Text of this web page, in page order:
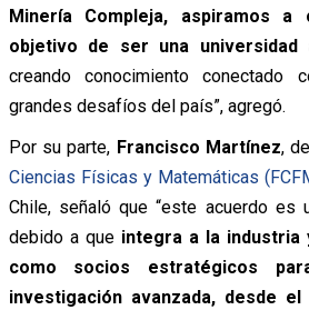
Minería Compleja, aspiramos
objetivo de ser una
creando conocimiento
grandes desafíos del país”, agregó.
Por su parte, Francisco Martínez,
Ciencias Físicas y Matemáticas
Chile, señaló que “este acuerdo es
debido a que integra a la industria
como socios estratégicos
investigación avanzada, desde